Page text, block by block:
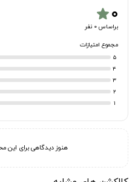
۰star
براساس 0 نفر
مجموع امتیازات
5
4
3
2
1
هنوز دیدگاهی برای